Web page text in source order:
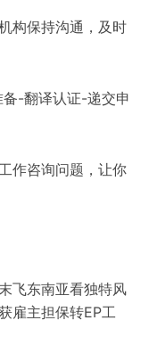
构保持沟通，及时
-翻译认证-递交申
作咨询问题，让你
飞东南亚看独特风
雇主担保转EP工